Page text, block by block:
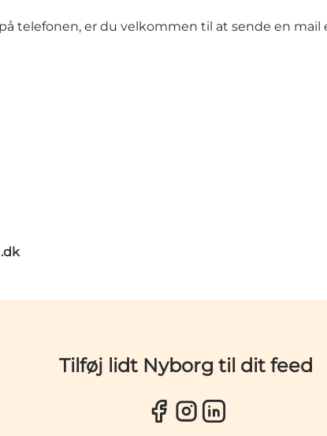
telefonen, er du velkommen til at sende en
Tilføj lidt Nyborg til dit feed